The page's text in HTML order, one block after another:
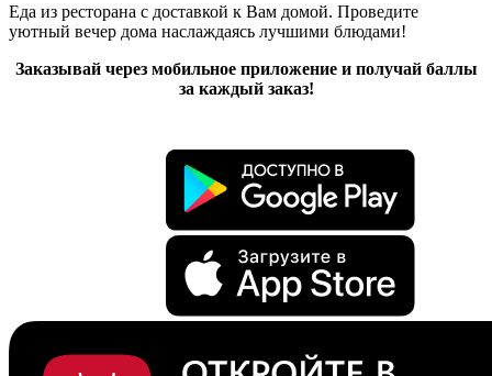
Еда из ресторана с доставкой к Вам домой. Проведите
уютный вечер дома наслаждаясь лучшими блюдами!
Заказывай через мобильное приложение и получай баллы
за каждый заказ!